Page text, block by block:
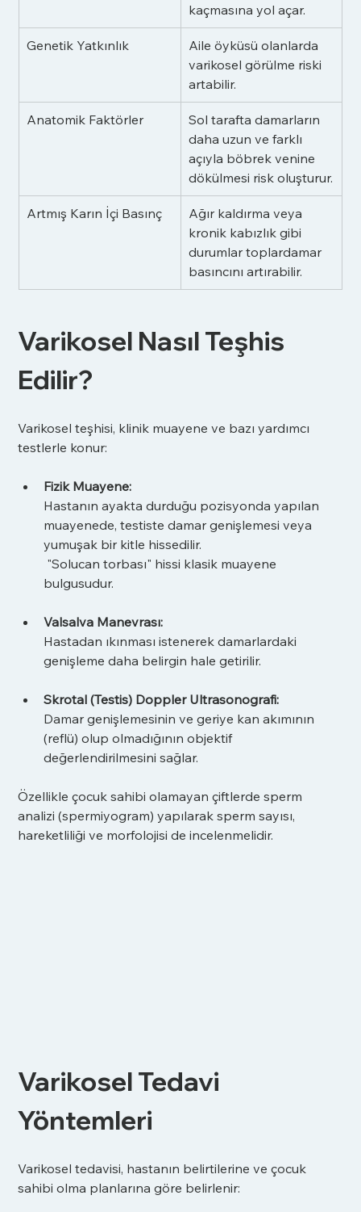
kaçmasına yol açar.
Genetik Yatkınlık
Aile öyküsü olanlarda
varikosel görülme riski
artabilir.
Anatomik Faktörler
Sol tarafta damarların
daha uzun ve farklı
açıyla böbrek venine
dökülmesi risk oluşturur.
Artmış Karın İçi Basınç
Ağır kaldırma veya
kronik kabızlık gibi
durumlar toplardamar
basıncını artırabilir.
Varikosel Nasıl Teşhis
Edilir?
Varikosel teşhisi, klinik muayene ve bazı yardımcı
testlerle konur:
Fizik Muayene:
Hastanın ayakta durduğu pozisyonda yapılan
muayenede, testiste damar genişlemesi veya
yumuşak bir kitle hissedilir.
bulgusudur.
Valsalva Manevrası:
Hastadan ıkınması istenerek damarlardaki
genişleme daha belirgin hale getirilir.
Skrotal (Testis) Doppler Ultrasonografi:
Damar genişlemesinin ve geriye kan akımının
(reflü) olup olmadığının objektif
değerlendirilmesini sağlar.
Özellikle çocuk sahibi olamayan çiftlerde sperm
analizi (spermiyogram) yapılarak sperm sayısı,
hareketliliği ve morfolojisi de incelenmelidir.
Varikosel Tedavi
Yöntemleri
Varikosel tedavisi, hastanın belirtilerine ve çocuk
sahibi olma planlarına göre belirlenir: